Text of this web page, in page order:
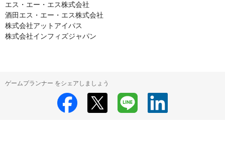
エス・エー・エス株式会社
酒田エス・エー・エス株式会社
株式会社アットアイパス
株式会社インフィズジャパン
ゲームプランナー をシェアしましょう